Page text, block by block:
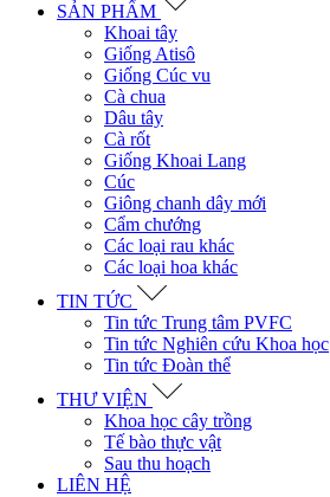
SẢN PHẨM
Khoai tây
Giống Atisô
Giống Cúc vu
Cà chua
Dâu tây
Cà rốt
Giống Khoai Lang
Cúc
Giông chanh dây mới
Cẩm chướng
Các loại rau khác
Các loại hoa khác
TIN TỨC
Tin tức Trung tâm PVFC
Tin tức Nghiên cứu Khoa học
Tin tức Đoàn thể
THƯ VIỆN
Khoa học cây trồng
Tế bào thực vật
Sau thu hoạch
LIÊN HỆ